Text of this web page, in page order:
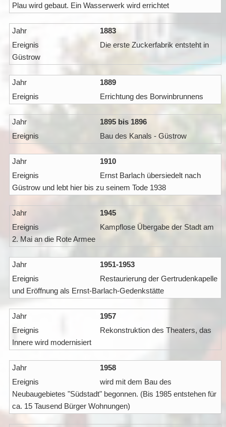
Plau wird gebaut. Ein Wasserwerk wird errichtet
1883
Die erste Zuckerfabrik entsteht in
Güstrow
1889
Errichtung des Borwinbrunnens
1895 bis 1896
Bau des Kanals - Güstrow
1910
Ernst Barlach übersiedelt nach
Güstrow und lebt hier bis zu seinem Tode 1938
1945
Kampflose Übergabe der Stadt am
2. Mai an die Rote Armee
1951-1953
Restaurierung der Gertrudenkapelle
und Eröffnung als Ernst-Barlach-Gedenkstätte
1957
Rekonstruktion des Theaters, das
Innere wird modernisiert
1958
wird mit dem Bau des
Neubaugebietes "Südstadt" begonnen. (Bis 1985 entstehen für
ca. 15 Tausend Bürger Wohnungen)